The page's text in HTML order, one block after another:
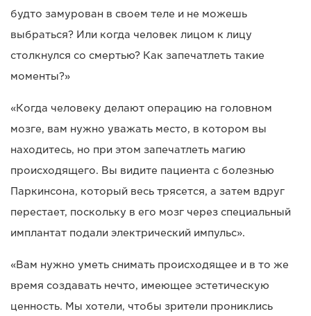
будто замурован в своем теле и не можешь
выбраться? Или когда человек лицом к лицу
столкнулся со смертью? Как запечатлеть такие
моменты?»
«Когда человеку делают операцию на головном
мозге, вам нужно уважать место, в котором вы
находитесь, но при этом запечатлеть магию
происходящего. Вы видите пациента с болезнью
Паркинсона, который весь трясется, а затем вдруг
перестает, поскольку в его мозг через специальный
имплантат подали электрический импульс».
«Вам нужно уметь снимать происходящее и в то же
время создавать нечто, имеющее эстетическую
ценность. Мы хотели, чтобы зрители прониклись